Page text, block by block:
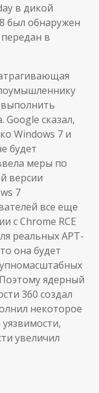
в дикой
был обнаружен
в
сказал,
Windows 7 и
будет
меры по
версии
7
все еще
с Chrome RCE
реальных APT-
она будет
ядерный
360 создал
некоторое
уязвимости,
увеличил